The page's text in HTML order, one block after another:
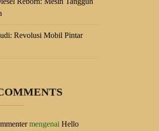
Revolusi Mobil Pintar
mengenai Hello